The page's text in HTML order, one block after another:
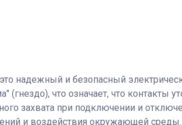
надежный и безопасный
что означает, что контакты
захвата при подключении и
и воздействия окружающей